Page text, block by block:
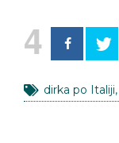
4
dirka po Italiji,